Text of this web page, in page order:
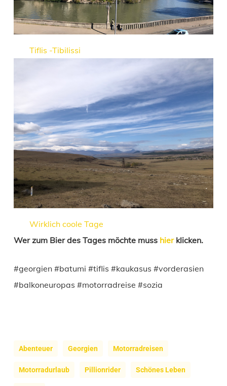
Tiflis -Tibilissi
Wirklich coole Tage
Wer zum Bier des Tages möchte muss hierklicken.
#georgien #batumi #tiflis #kaukasus #vorderasien
#balkoneuropas #motorradreise #sozia
Abenteuer Georgien Motorradreisen
Motorradurlaub Pillionrider Schönes Leben